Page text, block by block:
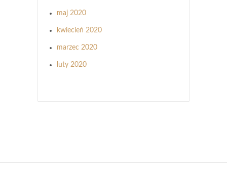
maj 2020
kwiecień 2020
marzec 2020
luty 2020